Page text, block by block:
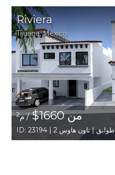
Riviera
Tijuana,Mexico
من 1660$ / م2
ID: 23194 | 2 طوابق | تاون هاوس